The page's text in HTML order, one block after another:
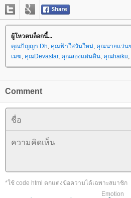
ผู้โหวตบล็อกนี้...
คุณปัญญา Dh, คุณฟ้าใสวันใหม่, คุณนายแว่น
เมฆ, คุณDevastar, คุณสองแผ่นดิน, คุณhaiku,
Comment
*ใช้ code html ตกแต่งข้อความได้เฉพาะสมาชิก
Emotion